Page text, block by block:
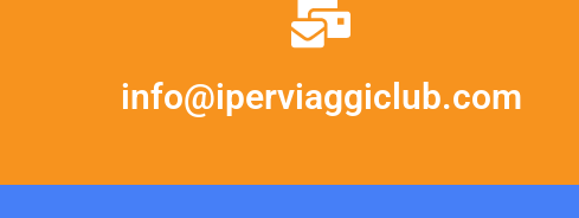
info@iperviaggiclub.com